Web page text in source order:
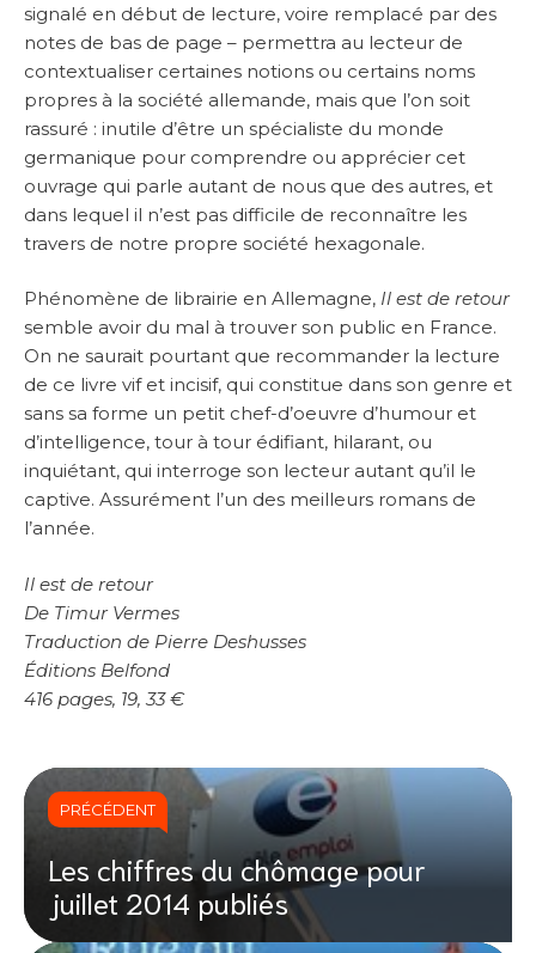
signalé en début de lecture, voire remplacé par des
notes de bas de page – permettra au lecteur de
contextualiser certaines notions ou certains noms
propres à la société allemande, mais que l’on soit
rassuré : inutile d’être un spécialiste du monde
germanique pour comprendre ou apprécier cet
ouvrage qui parle autant de nous que des autres, et
dans lequel il n’est pas difficile de reconnaître les
travers de notre propre société hexagonale.
Phénomène de librairie en Allemagne, Il est de retour
semble avoir du mal à trouver son public en France.
On ne saurait pourtant que recommander la lecture
de ce livre vif et incisif, qui constitue dans son genre et
sans sa forme un petit chef-d’oeuvre d’humour et
d’intelligence, tour à tour édifiant, hilarant, ou
inquiétant, qui interroge son lecteur autant qu’il le
captive. Assurément l’un des meilleurs romans de
l’année.
Il est de retour
De Timur Vermes
Traduction de Pierre Deshusses
Éditions Belfond
416 pages, 19, 33 €
PRÉCÉDENT
Les chiffres du chômage pour
juillet 2014 publiés